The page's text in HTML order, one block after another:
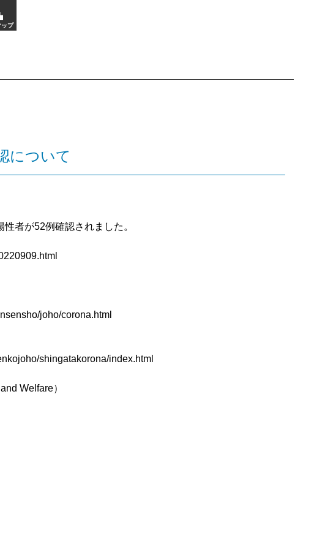
ップ
について
者が52例確認されました。
joho/corona.html
shingatakorona/index.html
Welfare）